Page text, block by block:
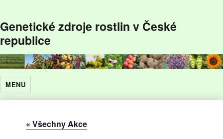
Genetické zdroje rostlin v České
republice
MENU
« Všechny Akce